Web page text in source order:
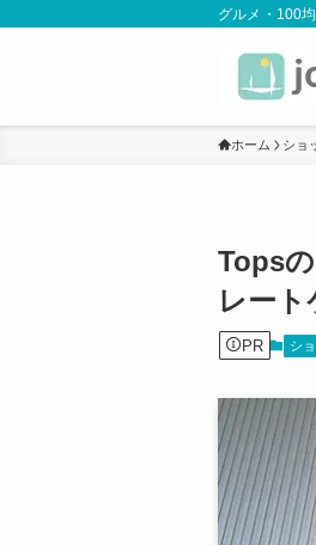
グルメ・100
ホーム ショ
Tops
レート
PR シ